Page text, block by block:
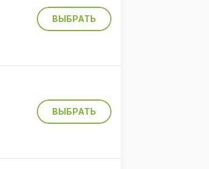
ВЫБРАТЬ
ВЫБРАТЬ